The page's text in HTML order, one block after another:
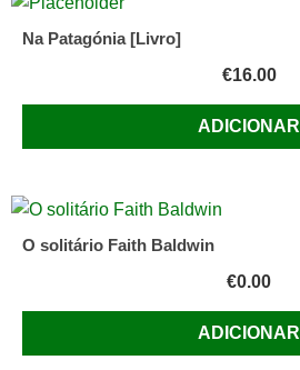
Na Patagónia [Livro]
€16.00
ADICIONAR
O solitário Faith Baldwin
€0.00
ADICIONAR